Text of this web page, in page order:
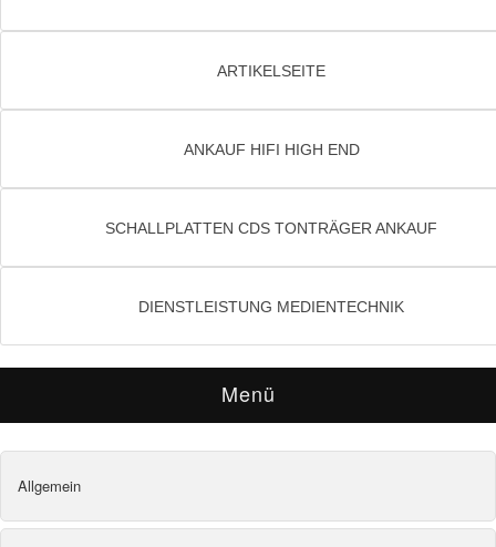
ARTIKELSEITE
ANKAUF HIFI HIGH END
SCHALLPLATTEN CDS TONTRÄGER ANKAUF
DIENSTLEISTUNG MEDIENTECHNIK
Menü
Allgemein